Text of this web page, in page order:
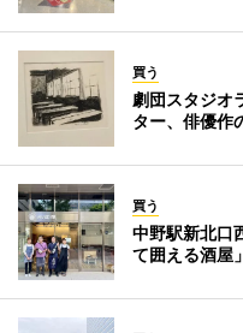
買う
劇団スタジオ
ター、俳優作
買う
中野駅新北口
て囲える酒屋